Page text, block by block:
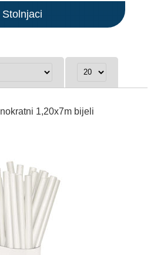
Stolnjaci
1,20x7m bijeli